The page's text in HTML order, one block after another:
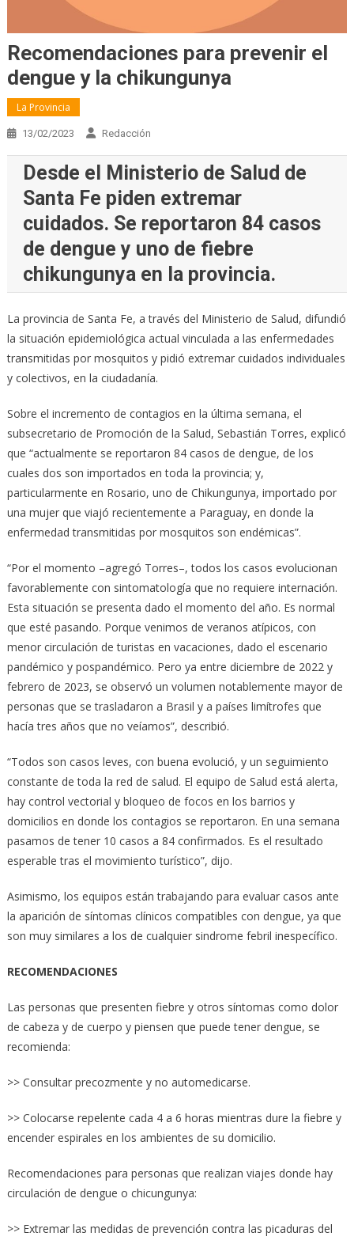
Recomendaciones para prevenir el
dengue y la chikungunya
La Provincia
13/02/2023 Redacción
Desde el Ministerio de Salud de
Santa Fe piden extremar
cuidados. Se reportaron 84 casos
de dengue y uno de fiebre
chikungunya en la provincia.
La provincia de Santa Fe, a través del Ministerio de Salud, difundió
la situación epidemiológica actual vinculada a las enfermedades
transmitidas por mosquitos y pidió extremar cuidados individuales
y colectivos, en la ciudadanía.
Sobre el incremento de contagios en la última semana, el
subsecretario de Promoción de la Salud, Sebastián Torres, explicó
que “actualmente se reportaron 84 casos de dengue, de los
cuales dos son importados en toda la provincia; y,
particularmente en Rosario, uno de Chikungunya, importado por
una mujer que viajó recientemente a Paraguay, en donde la
enfermedad transmitidas por mosquitos son endémicas”.
“Por el momento –agregó Torres–, todos los casos evolucionan
favorablemente con sintomatología que no requiere internación.
Esta situación se presenta dado el momento del año. Es normal
que esté pasando. Porque venimos de veranos atípicos, con
menor circulación de turistas en vacaciones, dado el escenario
pandémico y pospandémico. Pero ya entre diciembre de 2022 y
febrero de 2023, se observó un volumen notablemente mayor de
personas que se trasladaron a Brasil y a países limítrofes que
hacía tres años que no veíamos”, describió.
“Todos son casos leves, con buena evolució, y un seguimiento
constante de toda la red de salud. El equipo de Salud está alerta,
hay control vectorial y bloqueo de focos en los barrios y
domicilios en donde los contagios se reportaron. En una semana
pasamos de tener 10 casos a 84 confirmados. Es el resultado
esperable tras el movimiento turístico”, dijo.
Asimismo, los equipos están trabajando para evaluar casos ante
la aparición de síntomas clínicos compatibles con dengue, ya que
son muy similares a los de cualquier sindrome febril inespecífico.
RECOMENDACIONES
Las personas que presenten fiebre y otros síntomas como dolor
de cabeza y de cuerpo y piensen que puede tener dengue, se
recomienda:
>> Consultar precozmente y no automedicarse.
>> Colocarse repelente cada 4 a 6 horas mientras dure la fiebre y
encender espirales en los ambientes de su domicilio.
Recomendaciones para personas que realizan viajes donde hay
circulación de dengue o chicungunya:
>> Extremar las medidas de prevención contra las picaduras del